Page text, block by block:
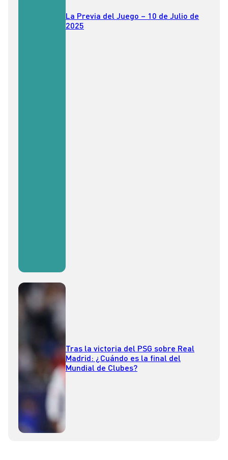
La Previa del Juego – 10 de Julio de
2025
Tras la victoria del PSG sobre Real
Madrid: ¿Cuándo es la final del
Mundial de Clubes?